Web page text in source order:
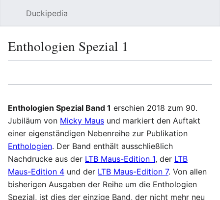
Duckipedia
Enthologien Spezial 1
Enthologien Spezial Band 1 erschien 2018 zum 90.
Jubiläum von Micky Maus und markiert den Auftakt
einer eigenständigen Nebenreihe zur Publikation
Enthologien. Der Band enthält ausschließlich
Nachdrucke aus der LTB Maus-Edition 1, der LTB
Maus-Edition 4 und der LTB Maus-Edition 7. Von allen
bisherigen Ausgaben der Reihe um die Enthologien
Spezial, ist dies der einzige Band, der nicht mehr neu